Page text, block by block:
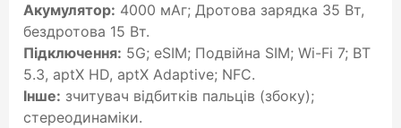
Акумулятор: 4000 мАг; Дротова зарядка 35 Вт,
бездротова 15 Вт.
Підключення: 5G; eSIM; Подвійна SIM; Wi-Fi 7; BT
5.3, aptX HD, aptX Adaptive; NFC.
Інше: зчитувач відбитків пальців (збоку);
стереодинаміки.